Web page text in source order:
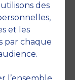
des
et les
par chaque